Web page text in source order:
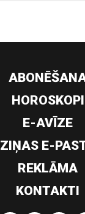
HOROSKOPI
E-AVĪZE
ZIŅAS E-
REKLĀMA
KONTAKTI